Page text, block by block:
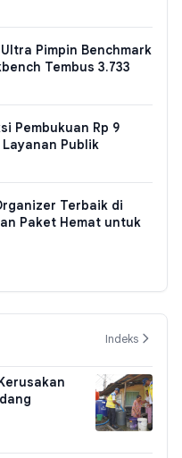
Pimpin Benchmark
Tembus 3.733
Pembukuan Rp 9
Publik
Terbaik di
Paket Hemat untuk
Indeks